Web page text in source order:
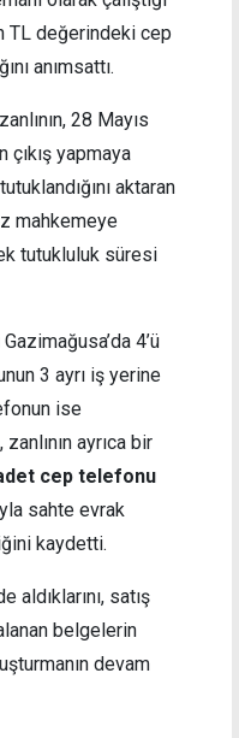
TL değerindeki cep
anımsattı.
28 Mayıs
çıkış yapmaya
aktaran
mahkemeye
ek tutukluluk süresi
4’ü
3 ayrı iş yerine
ise
ayrıca bir
cep telefonu
sahte evrak
kaydetti.
satış
belgelerin
devam